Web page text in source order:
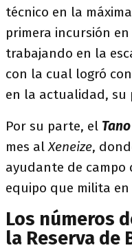
técnico en la
primera incursión
trabajando en la
con la cual logró
en la actualidad, su
Por su parte, el Tano
mes alXeneize,
ayudante de campo
equipo que milita
Los números
la Reserva de